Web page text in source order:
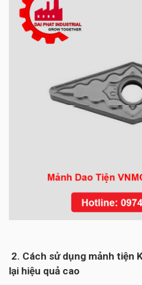
2. Cách sử dụng mảnh tiện
lại hiệu quả cao